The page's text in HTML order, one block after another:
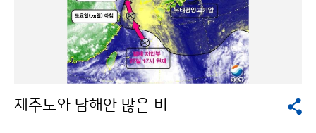
의 131기상콜센터기상청 이(가) 창작한 대기 불안정에
의해 충청이남지방 강한 소나기 저작물은 "공공누리" 출
처표시-상업적이용금지 조건에 따라 이용 할 수 있습니
협력단(KOICA)의 지원을 받아 2007년부터 매년 개최하
고 있다. 연수프로그램은 위성관측내용, 위성자료처리, 국
가기상위성센터 지상국시스템 운영, 위성영상분석과 예보
활용 등 기상위성 운영과 활용 전반에 대한 이론과 실습교
구원 등 국내 위성 관련기관을 방문하고 다양한 한국 문화
제주도와 남해안 많은 비